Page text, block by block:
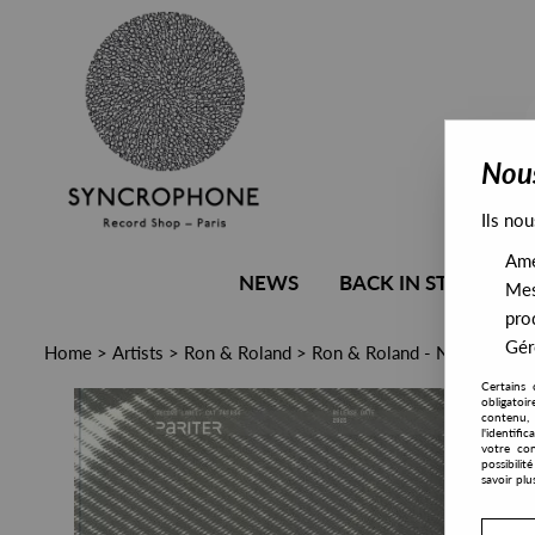
NEWS BACK IN STOCK
Home > Artists > Ron & Roland > Ron & Roland - Nassaur
Ils
Certains
contenu,
votre
savoir